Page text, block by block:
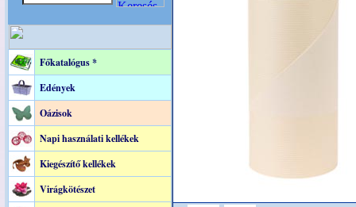
Főkatalógus *
Edények
Oázisok
Napi használati kellékek
Kiegészítő kellékek
Virágkötészet